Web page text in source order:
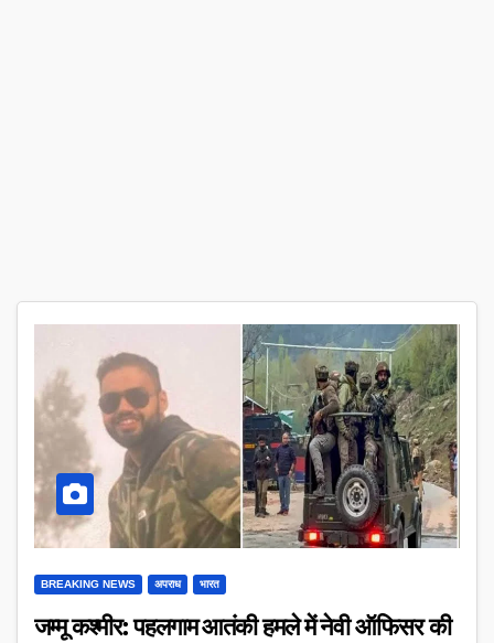
BREAKING NEWS अपराध भारत
जम्मू कश्मीर: पहलगाम आतंकी हमले में नेवी ऑफिसर की